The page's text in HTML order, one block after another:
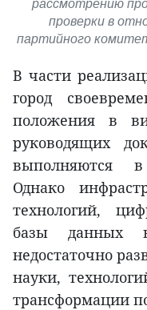
рассмотрению
проверки в
партийного
В части
город
положения в
руководящих
выполняются
Однако
технологий,
базы данных
недостаточно
науки,
трансформации